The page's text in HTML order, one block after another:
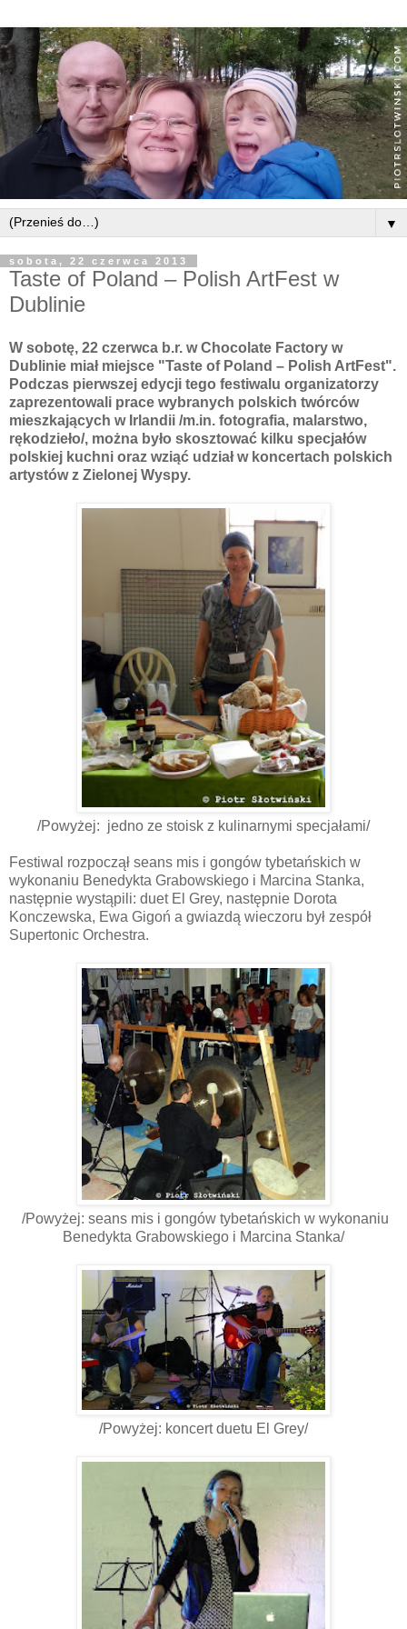
▼
sobota, 22 czerwca 2013
Taste of Poland – Polish ArtFest w
Dublinie
W sobotę, 22 czerwca b.r. w Chocolate Factory w
Dublinie miał miejsce "Taste of Poland – Polish ArtFest".
Podczas pierwszej edycji tego festiwalu organizatorzy
zaprezentowali prace wybranych polskich twórców
mieszkających w Irlandii /m.in. fotografia, malarstwo,
rękodzieło/, można było skosztować kilku specjałów
polskiej kuchni oraz wziąć udział w koncertach polskich
artystów z Zielonej Wyspy.
/Powyżej: jedno ze stoisk z kulinarnymi specjałami/
Festiwal rozpoczął seans mis i gongów tybetańskich w
wykonaniu Benedykta Grabowskiego i Marcina Stanka,
następnie wystąpili: duet El Grey, następnie Dorota
Konczewska, Ewa Gigoń a gwiazdą wieczoru był zespół
Supertonic Orchestra.
/Powyżej: seans mis i gongów tybetańskich w wykonaniu
Benedykta Grabowskiego i Marcina Stanka/
/Powyżej: koncert duetu El Grey/